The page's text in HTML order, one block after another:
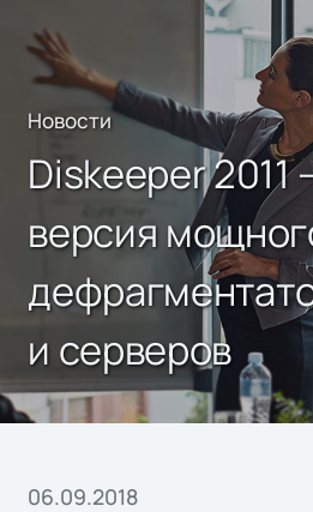
Новости
Diskeeper 2011
версия
и серверов
06.09.2018